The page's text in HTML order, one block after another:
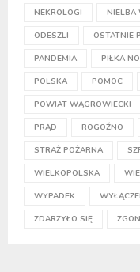
NEKROLOGI NIELBA
ODESZLI OSTATNIE
PANDEMIA PIŁKA
POLSKA POMOC
POWIAT WĄGROWIECKI
PRĄD ROGOŹNO
STRAŻ POŻARNA
WIELKOPOLSKA
WYPADEK
ZDARZYŁO SIĘ